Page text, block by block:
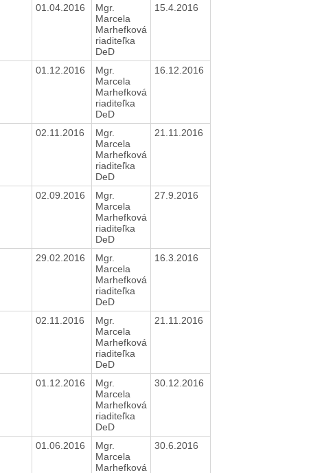
01.04.2016
Mgr.
Marcela
Marhefková
riaditeľka
DeD
15.4.2016
01.12.2016
Mgr.
Marcela
Marhefková
riaditeľka
DeD
16.12.2016
02.11.2016
Mgr.
Marcela
Marhefková
riaditeľka
DeD
21.11.2016
02.09.2016
Mgr.
Marcela
Marhefková
riaditeľka
DeD
27.9.2016
29.02.2016
Mgr.
Marcela
Marhefková
riaditeľka
DeD
16.3.2016
02.11.2016
Mgr.
Marcela
Marhefková
riaditeľka
DeD
21.11.2016
01.12.2016
Mgr.
Marcela
Marhefková
riaditeľka
DeD
30.12.2016
01.06.2016
Mgr.
Marcela
Marhefková
30.6.2016